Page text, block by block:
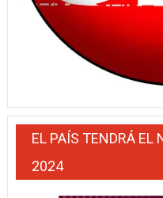
EL PAÍS TENDRÁ EL
2024